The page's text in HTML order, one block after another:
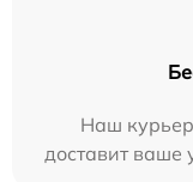
Наш курьер
доставит ваше